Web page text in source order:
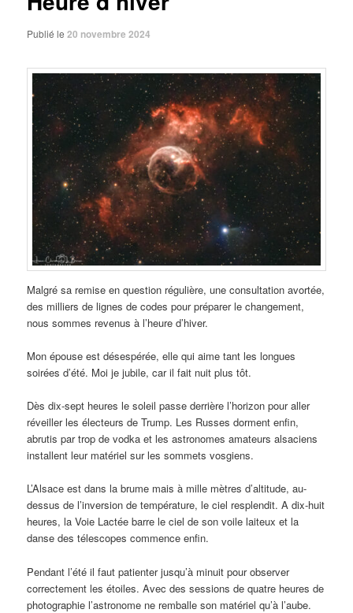
Publié le20 novembre 2024
Malgré sa remise en question régulière, une consultation avortée,
des milliers de lignes de codes pour préparer le changement,
nous sommes revenus à l’heure d’hiver.
Mon épouse est désespérée, elle qui aime tant les longues
soirées d’été. Moi je jubile, car il fait nuit plus tôt.
Dès dix-sept heures le soleil passe derrière l’horizon pour aller
réveiller les électeurs de Trump. Les Russes dorment enfin,
abrutis par trop de vodka et les astronomes amateurs alsaciens
installent leur matériel sur les sommets vosgiens.
L’Alsace est dans la brume mais à mille mètres d’altitude, au-
dessus de l’inversion de température, le ciel resplendit. A dix-huit
heures, la Voie Lactée barre le ciel de son voile laiteux et la
danse des télescopes commence enfin.
Pendant l’été il faut patienter jusqu’à minuit pour observer
correctement les étoiles. Avec des sessions de quatre heures de
photographie l’astronome ne remballe son matériel qu’à l’aube.